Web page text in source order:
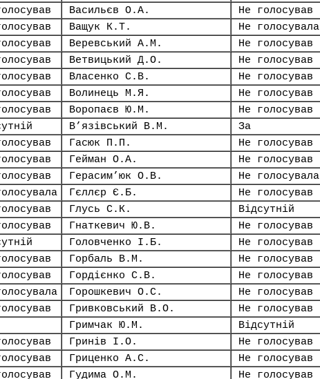
Васильєв О.А.
Не голосував
Ващук К.Т.
Не голосувала
Веревський А.М.
Не голосував
Ветвицький Д.О.
Не голосував
Власенко С.В.
Не голосував
Волинець М.Я.
Не голосував
Воропаєв Ю.М.
Не голосував
В’язівський В.М.
За
Гасюк П.П.
Не голосував
Гейман О.А.
Не голосував
Герасим’юк О.В.
Не голосувала
Гєллєр Є.Б.
Не голосував
Глусь С.К.
Відсутній
Гнаткевич Ю.В.
Не голосував
Головченко І.Б.
Не голосував
Горбаль В.М.
Не голосував
Гордієнко С.В.
Не голосував
Горошкевич О.С.
Не голосував
Гривковський В.О.
Не голосував
Гримчак Ю.М.
Відсутній
Гринів І.О.
Не голосував
Гриценко А.С.
Не голосував
Гудима О.М.
Не голосував